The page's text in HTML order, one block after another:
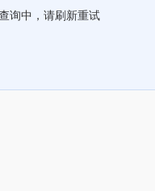
询中，请刷新重试